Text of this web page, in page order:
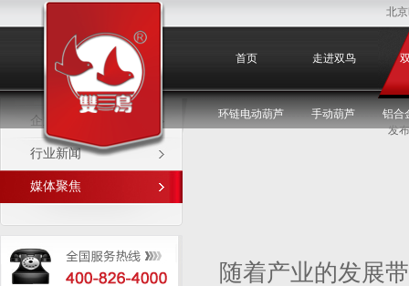
北
首页 走进双鸟
环链电动葫芦 手动葫芦 铝合
媒体聚焦
企业新闻
行业新闻
媒体聚焦
发
随着产业的发展